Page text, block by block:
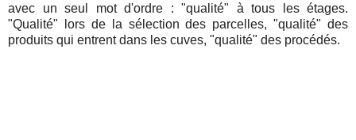
avec un seul mot d'ordre : "qualité" à tous les étages.
"Qualité" lors de la sélection des parcelles, "qualité" des
produits qui entrent dans les cuves, "qualité" des procédés.